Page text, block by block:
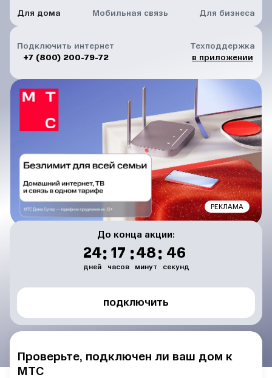
Для дома Мобильная связь Для бизнеса
Подключить интернет
+7 (800) 200-79-72
Техподдержка
в приложении
РЕКЛАМА
До конца акции:
24
дней: 17
часов:48
минут: 46
секунд
ПОДКЛЮЧИТЬ
Проверьте, подключен ли ваш дом к
МТС